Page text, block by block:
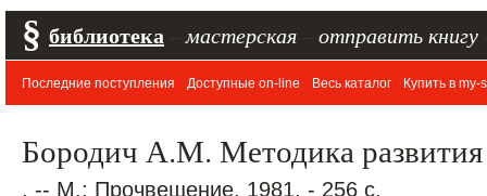
§ библиотека мастерская отправить книгу
Последние поступления Доступные on-line Весь каталог Купить в my-
Бородич А.М. Методика развития
. -- М.: Прочвещение, 1981. - 256 с.